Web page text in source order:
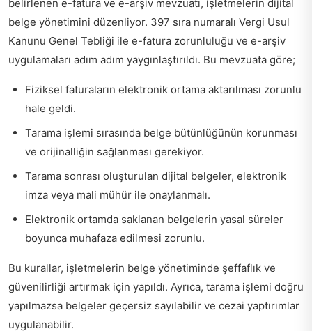
belirlenen e-fatura ve e-arşiv mevzuatı, işletmelerin dijital
belge yönetimini düzenliyor. 397 sıra numaralı Vergi Usul
Kanunu Genel Tebliği ile e-fatura zorunluluğu ve e-arşiv
uygulamaları adım adım yaygınlaştırıldı. Bu mevzuata göre;
Fiziksel faturaların elektronik ortama aktarılması zorunlu
hale geldi.
Tarama işlemi sırasında belge bütünlüğünün korunması
ve orijinalliğin sağlanması gerekiyor.
Tarama sonrası oluşturulan dijital belgeler, elektronik
imza veya mali mühür ile onaylanmalı.
Elektronik ortamda saklanan belgelerin yasal süreler
boyunca muhafaza edilmesi zorunlu.
Bu kurallar, işletmelerin belge yönetiminde şeffaflık ve
güvenilirliği artırmak için yapıldı. Ayrıca, tarama işlemi doğru
yapılmazsa belgeler geçersiz sayılabilir ve cezai yaptırımlar
uygulanabilir.